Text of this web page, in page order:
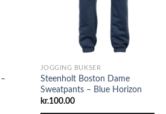
JOGGING BUKSER
Steenholt Boston Dame
Sweatpants – Blue Horizon
kr.100.00